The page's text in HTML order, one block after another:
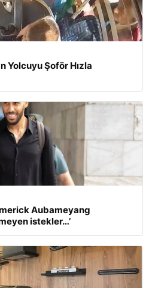
Yolcuyu Şoför Hızla
Aubameyang
istekler…’